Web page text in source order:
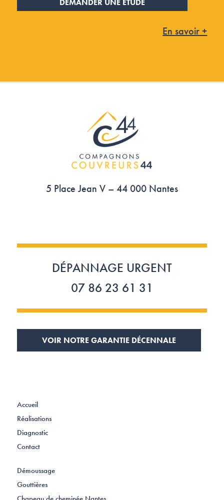
DEMANDER UNE ÉTUDE
En savoir +
5 Place Jean V – 44 000 Nantes
DÉPANNAGE URGENT
07 86 23 61 31
VOIR NOTRE GARANTIE DÉCENNALE
Accueil
Réalisations
Diagnostic
Contact
Démoussage
Gouttières